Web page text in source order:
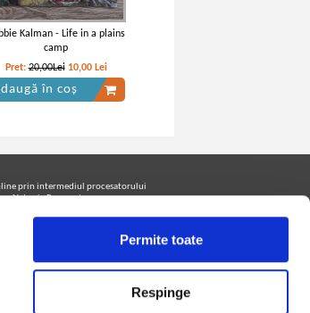
Permite toate
Respinge
Kalman - Life in a plains
camp
Pret:20,00Lei 10,00 Lei
în coș
prin intermediul procesatorului
Netopia Payments
pe facebook pentru a fi la curent cu
promoţiile PrintreCarti.ro